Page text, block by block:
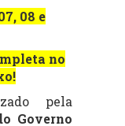
08 e
no
pela
Governo